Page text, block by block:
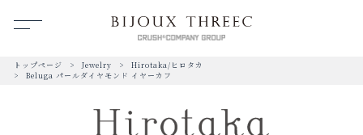
トップページ Jewelry
Hirotaka/ヒロタカ
Beluga パールダイヤモンド イヤーカフ